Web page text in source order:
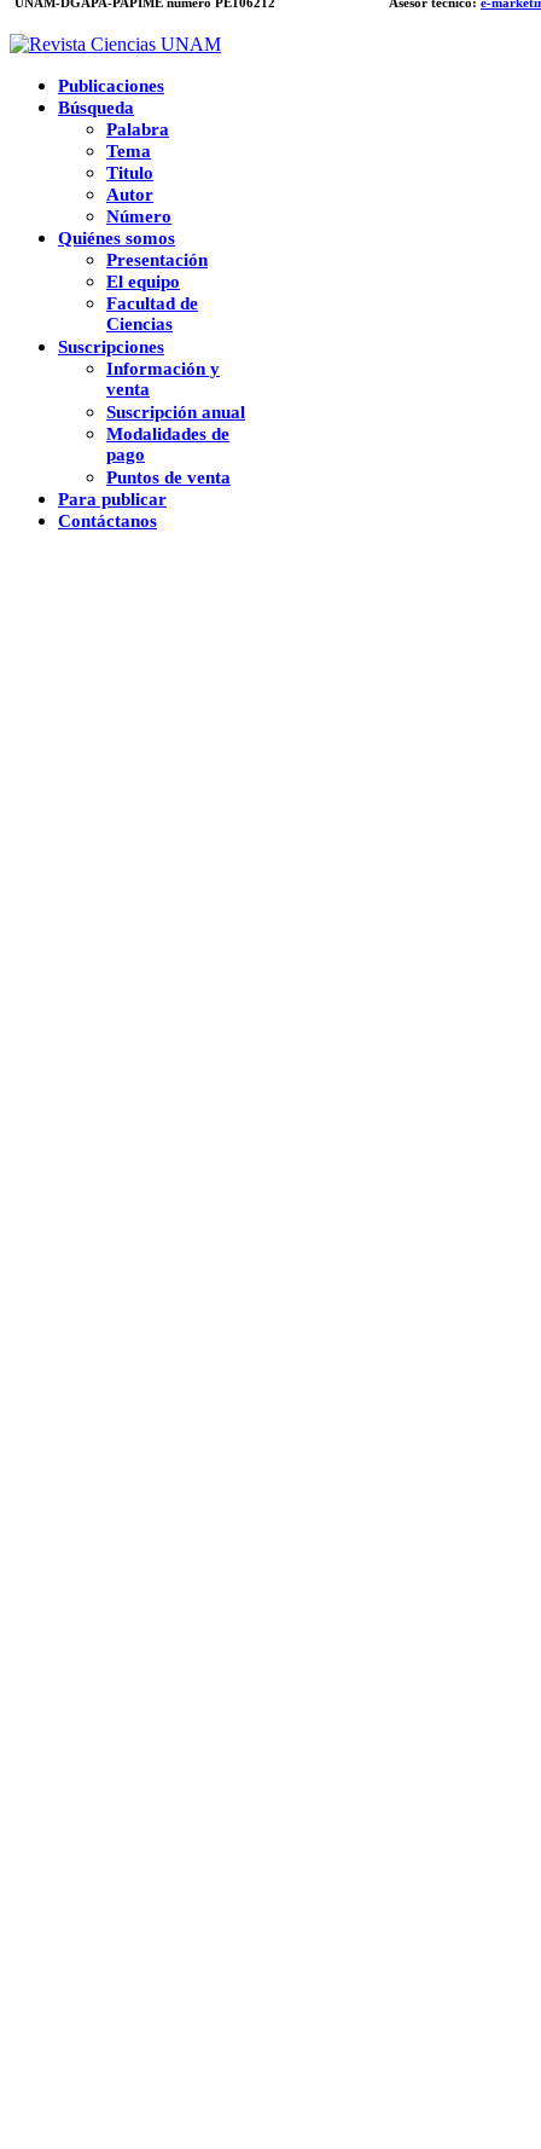
UNAM-DGAPA-PAPIME número PE106212 Asesor técnico: e-
Publicaciones
Búsqueda
Palabra
Tema
Titulo
Autor
Número
Quiénes somos
Presentación
El equipo
Facultad de
Ciencias
Suscripciones
Información y
venta
Suscripción anual
Modalidades de
pago
Puntos de venta
Para publicar
Contáctanos